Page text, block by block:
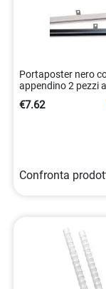
possiamo aiutarti
presentazioni.
raggiungere
alla rilegatura.
Portaposter nero
appendino 2 pezzi
€7.62
Confronta